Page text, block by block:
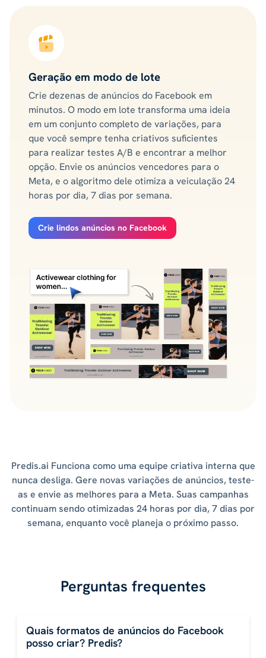
Geração em modo de lote
Crie dezenas de anúncios do Facebook em
minutos. O modo em lote transforma uma ideia
em um conjunto completo de variações, para
que você sempre tenha criativos suficientes
para realizar testes A/B e encontrar a melhor
opção. Envie os anúncios vencedores para o
Meta, e o algoritmo dele otimiza a veiculação 24
horas por dia, 7 dias por semana.
Crie lindos anúncios no Facebook
Predis.ai Funciona como uma equipe criativa interna que
nunca desliga. Gere novas variações de anúncios, teste-
as e envie as melhores para a Meta. Suas campanhas
continuam sendo otimizadas 24 horas por dia, 7 dias por
semana, enquanto você planeja o próximo passo.
Perguntas frequentes
Quais formatos de anúncios do Facebook
posso criar? Predis?